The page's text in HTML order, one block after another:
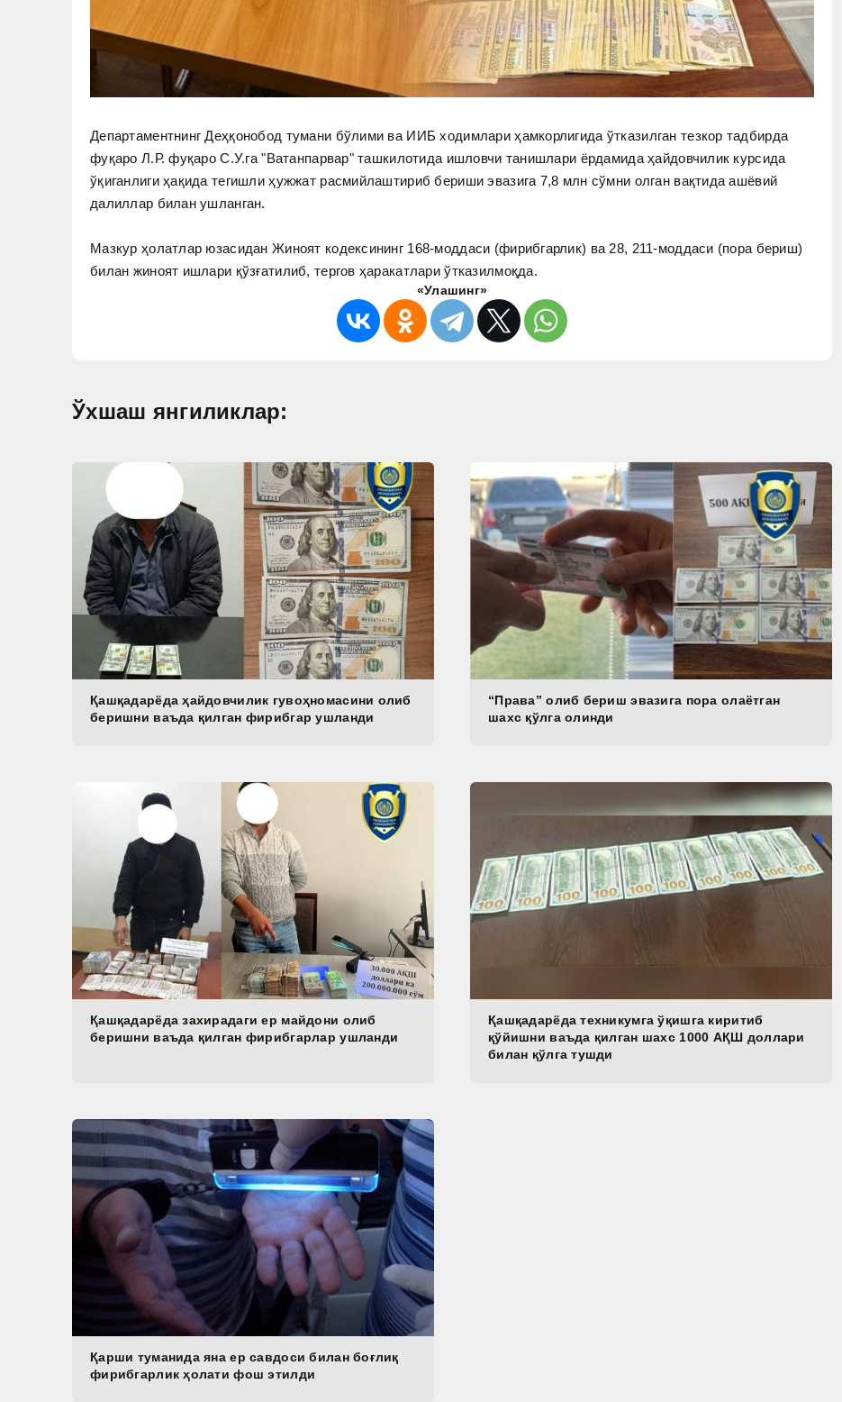
Департаментнинг Деҳқонобод тумани бўлими ва ИИБ ходимлари ҳамкорлигида ўтказилган тезкор тадбирда
фуқаро Л.Р. фуқаро С.У.га "Ватанпарвар" ташкилотида ишловчи танишлари ёрдамида ҳайдовчилик курсида
ўқиганлиги ҳақида тегишли ҳужжат расмийлаштириб бериши эвазига 7,8 млн сўмни олган вақтида ашёвий
далиллар билан ушланган.
Мазкур ҳолатлар юзасидан Жиноят кодексининг 168-моддаси (фирибгарлик) ва 28, 211-моддаси (пора бериш)
билан жиноят ишлари қўзғатилиб, тергов ҳаракатлари ўтказилмоқда.
«Улашинг»
Ўхшаш янгиликлар:
Қашқадарёда ҳайдовчилик гувоҳномасини олиб
беришни ваъда қилган фирибгар ушланди
“Права” олиб бериш эвазига пора олаётган
шахс қўлга олинди
Қашқадарёда захирадаги ер майдони олиб
беришни ваъда қилган фирибгарлар ушланди
Қашқадарёда техникумга ўқишга киритиб
қўйишни ваъда қилган шахс 1000 АҚШ доллари
билан қўлга тушди
Қарши туманида яна ер савдоси билан боғлиқ
фирибгарлик ҳолати фош этилди